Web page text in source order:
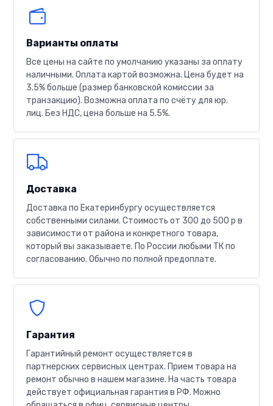
Варианты оплаты
Все цены на сайте по умолчанию указаны за оплату
наличными. Оплата картой возможна. Цена будет на
3.5% больше (размер банковской комиссии за
транзакцию). Возможна оплата по счёту для юр.
лиц. Без НДС, цена больше на 5.5%.
Доставка
Доставка по Екатеринбургу осуществляется
собственными силами. Стоимость от 300 до 500 р в
зависимости от района и конкретного товара,
который вы заказываете. По России любыми ТК по
согласованию. Обычно по полной предоплате.
Гарантия
Гарантийный ремонт осуществляется в
партнерских сервисных центрах. Прием товара на
ремонт обычно в нашем магазине. На часть товара
действует официальная гарантия в РФ. Можно